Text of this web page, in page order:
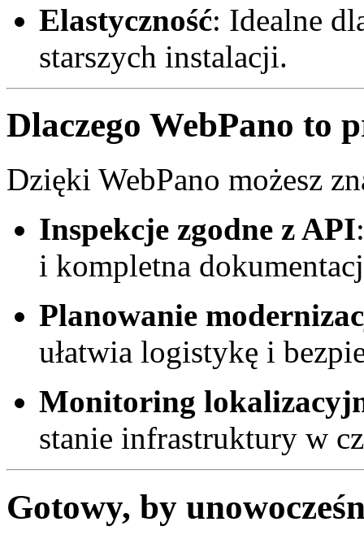
Elastyczność: Idealne
starszych instalacji.
Dlaczego WebPano to
Dzięki WebPano możesz
Inspekcje zgodne z API
i kompletna
Planowanie
ułatwia logistykę i
Monitoring
stanie infrastruktury w
Gotowy, by